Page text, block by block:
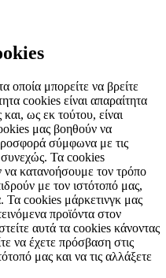
οποία μπορείτε να βρείτε
cookies είναι απαραίτητα
ως εκ τούτου, είναι
μας βοηθούν να
σύμφωνα με τις
συνεχώς. Τα cookies
να κατανοήσουμε τον τρόπο
με τον ιστότοπό μας,
Τα cookies μάρκετινγκ μας
προϊόντα στον
αυτά τα cookies κάνοντας
να έχετε πρόσβαση στις
μας και να τις αλλάξετε